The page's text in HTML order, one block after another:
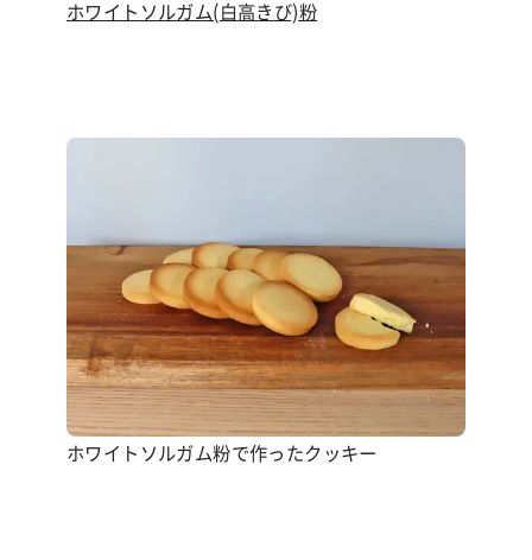
ホワイトソルガム(白高きび)粉
ホワイトソルガム粉で作ったクッキー